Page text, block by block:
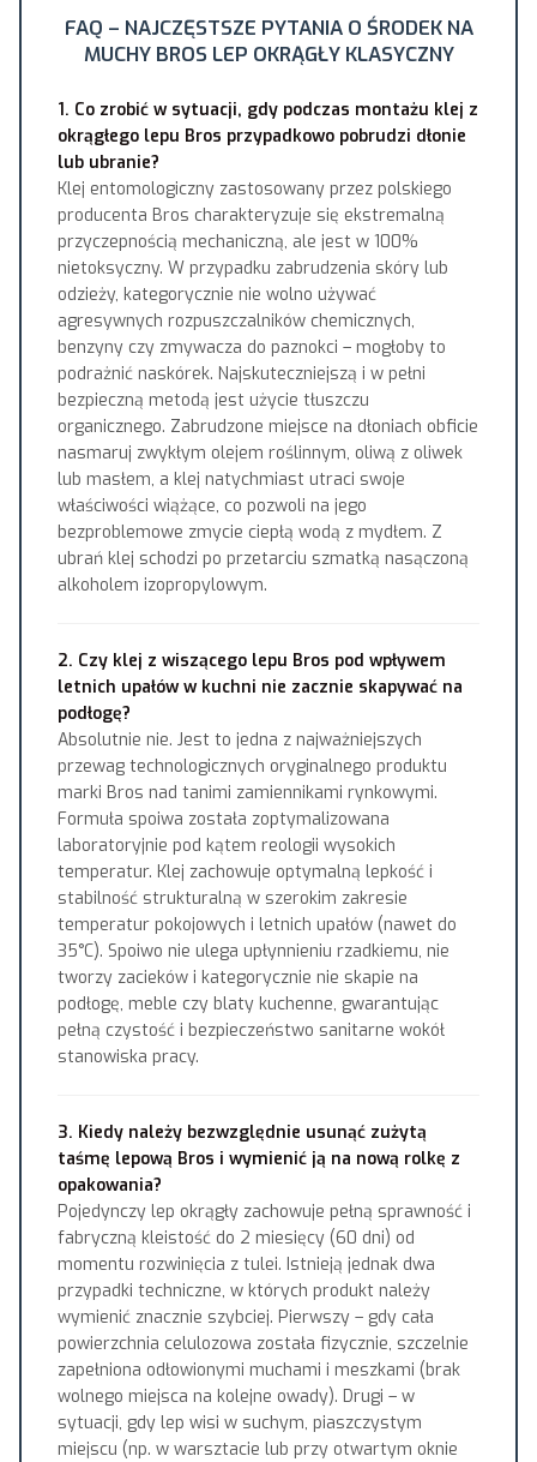
FAQ – NAJCZĘSTSZE PYTANIA O ŚRODEK NA
MUCHY BROS LEP OKRĄGŁY KLASYCZNY
1. Co zrobić w sytuacji, gdy podczas montażu klej z
okrągłego lepu Bros przypadkowo pobrudzi dłonie
lub ubranie?
Klej entomologiczny zastosowany przez polskiego
producenta Bros charakteryzuje się ekstremalną
przyczepnością mechaniczną, ale jest w 100%
nietoksyczny. W przypadku zabrudzenia skóry lub
odzieży, kategorycznie nie wolno używać
agresywnych rozpuszczalników chemicznych,
benzyny czy zmywacza do paznokci – mogłoby to
podrażnić naskórek. Najskuteczniejszą i w pełni
bezpieczną metodą jest użycie tłuszczu
organicznego. Zabrudzone miejsce na dłoniach obficie
nasmaruj zwykłym olejem roślinnym, oliwą z oliwek
lub masłem, a klej natychmiast utraci swoje
właściwości wiążące, co pozwoli na jego
bezproblemowe zmycie ciepłą wodą z mydłem. Z
ubrań klej schodzi po przetarciu szmatką nasączoną
alkoholem izopropylowym.
2. Czy klej z wiszącego lepu Bros pod wpływem
letnich upałów w kuchni nie zacznie skapywać na
podłogę?
Absolutnie nie. Jest to jedna z najważniejszych
przewag technologicznych oryginalnego produktu
marki Bros nad tanimi zamiennikami rynkowymi.
Formuła spoiwa została zoptymalizowana
laboratoryjnie pod kątem reologii wysokich
temperatur. Klej zachowuje optymalną lepkość i
stabilność strukturalną w szerokim zakresie
temperatur pokojowych i letnich upałów (nawet do
35°C). Spoiwo nie ulega upłynnieniu rzadkiemu, nie
tworzy zacieków i kategorycznie nie skapie na
podłogę, meble czy blaty kuchenne, gwarantując
pełną czystość i bezpieczeństwo sanitarne wokół
stanowiska pracy.
3. Kiedy należy bezwzględnie usunąć zużytą
taśmę lepową Bros i wymienić ją na nową rolkę z
opakowania?
Pojedynczy lep okrągły zachowuje pełną sprawność i
fabryczną kleistość do 2 miesięcy (60 dni) od
momentu rozwinięcia z tulei. Istnieją jednak dwa
przypadki techniczne, w których produkt należy
wymienić znacznie szybciej. Pierwszy – gdy cała
powierzchnia celulozowa została fizycznie, szczelnie
zapełniona odłowionymi muchami i meszkami (brak
wolnego miejsca na kolejne owady). Drugi – w
sytuacji, gdy lep wisi w suchym, piaszczystym
miejscu (np. w warsztacie lub przy otwartym oknie